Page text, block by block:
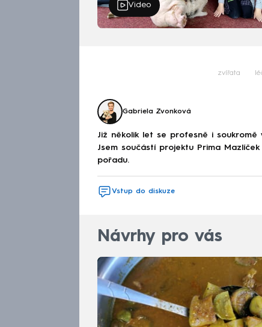
Video
zvířata
Gabriela Zvonková
Již několik let se profesně i
Jsem součástí projektu Prima
pořadu.
Vstup do diskuze
Návrhy pro vás